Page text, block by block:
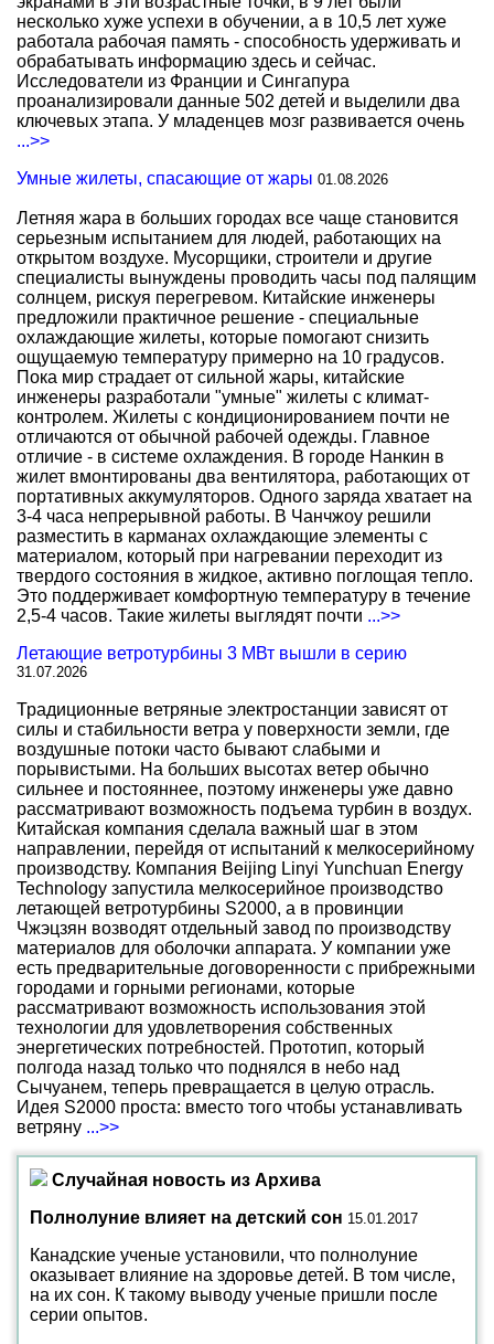
несколько хуже успехи в обучении, а в 10,5 лет хуже
работала рабочая память - способность удерживать и
обрабатывать информацию здесь и сейчас.
Исследователи из Франции и Сингапура
проанализировали данные 502 детей и выделили два
ключевых этапа. У младенцев мозг развивается очень
...>>
Умные жилеты, спасающие от жары 01.08.2026
Летняя жара в больших городах все чаще становится
серьезным испытанием для людей, работающих на
открытом воздухе. Мусорщики, строители и другие
специалисты вынуждены проводить часы под палящим
солнцем, рискуя перегревом. Китайские инженеры
предложили практичное решение - специальные
охлаждающие жилеты, которые помогают снизить
ощущаемую температуру примерно на 10 градусов.
Пока мир страдает от сильной жары, китайские
инженеры разработали "умные" жилеты с климат-
контролем. Жилеты с кондиционированием почти не
отличаются от обычной рабочей одежды. Главное
отличие - в системе охлаждения. В городе Нанкин в
жилет вмонтированы два вентилятора, работающих от
портативных аккумуляторов. Одного заряда хватает на
3-4 часа непрерывной работы. В Чанчжоу решили
разместить в карманах охлаждающие элементы с
материалом, который при нагревании переходит из
твердого состояния в жидкое, активно поглощая тепло.
Это поддерживает комфортную температуру в течение
2,5-4 часов. Такие жилеты выглядят почти ...>>
Летающие ветротурбины 3 МВт вышли в серию
31.07.2026
Традиционные ветряные электростанции зависят от
силы и стабильности ветра у поверхности земли, где
воздушные потоки часто бывают слабыми и
порывистыми. На больших высотах ветер обычно
сильнее и постояннее, поэтому инженеры уже давно
рассматривают возможность подъема турбин в воздух.
Китайская компания сделала важный шаг в этом
направлении, перейдя от испытаний к мелкосерийному
производству. Компания Beijing Linyi Yunchuan Energy
Technology запустила мелкосерийное производство
летающей ветротурбины S2000, а в провинции
Чжэцзян возводят отдельный завод по производству
материалов для оболочки аппарата. У компании уже
есть предварительные договоренности с прибрежными
городами и горными регионами, которые
рассматривают возможность использования этой
технологии для удовлетворения собственных
энергетических потребностей. Прототип, который
полгода назад только что поднялся в небо над
Сычуанем, теперь превращается в целую отрасль.
Идея S2000 проста: вместо того чтобы устанавливать
ветряну ...>>
Случайная новость из Архива
Полнолуние влияет на детский сон 15.01.2017
Канадские ученые установили, что полнолуние
оказывает влияние на здоровье детей. В том числе,
на их сон. К такому выводу ученые пришли после
серии опытов.